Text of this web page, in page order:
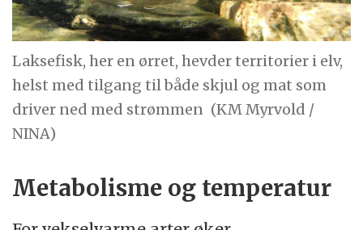
Laksefisk, her en ørret, hevder territorier i elv,
helst med tilgang til både skjul og mat som
driver ned med strømmen (KM Myrvold /
NINA)
Metabolisme og temperatur